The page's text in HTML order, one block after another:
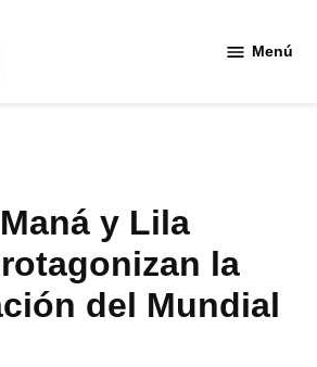
Menú
y Lila
la
del Mundial